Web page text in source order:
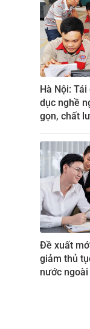
Hà Nội:
dục nghề
gọn, chất
Đề xuất
giảm thủ
nước ngoài